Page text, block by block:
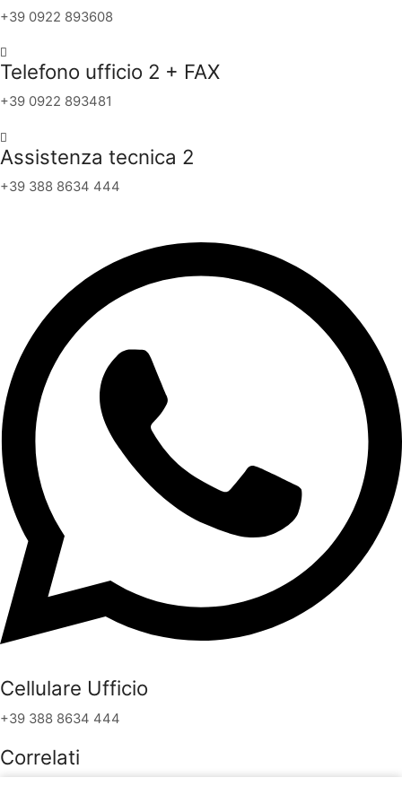
+39 0922 893608
Telefono ufficio 2 + FAX
+39 0922 893481
Assistenza tecnica 2
+39 388 8634 444
Cellulare Ufficio
+39 388 8634 444
Correlati